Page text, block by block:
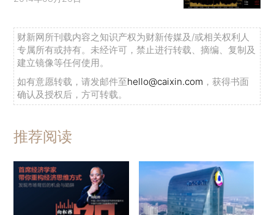
财新网所刊载内容之知识产权为财新传媒及/或相关权利人
专属所有或持有。未经许可，禁止进行转载、摘编、复制及
建立镜像等任何使用。
如有意愿转载，请发邮件至hello@caixin.com ，获得书面
确认及授权后，方可转载。
推荐阅读